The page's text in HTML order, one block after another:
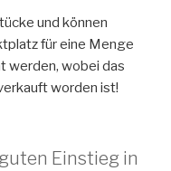
und können
für eine Menge
werden, wobei das
worden ist!
Einstieg in